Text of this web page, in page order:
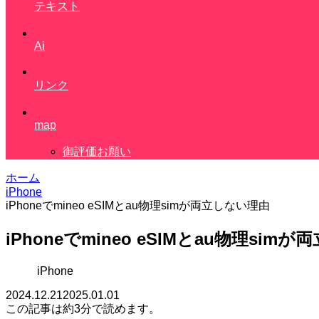
テキスト
Ai
リンク
map
御評価お願い
ホーム
iPhone
iPhoneでmineo eSIMとau物理simが両立しない理由
iPhoneでmineo eSIMとau物理simが両
iPhone
2024.12.212025.01.01
この記事は約3分で読めます。